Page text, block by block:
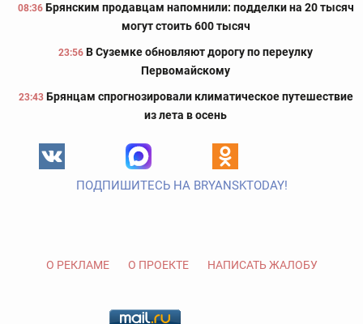
08:36 Брянским продавцам напомнили: подделки на 20 тысяч
могут стоить 600 тысяч
23:56 В Суземке обновляют дорогу по переулку
Первомайскому
23:43 Брянцам спрогнозировали климатическое путешествие
из лета в осень
ПОДПИШИТЕСЬ НА BRYANSKTODAY!
О РЕКЛАМЕ О ПРОЕКТЕ НАПИСАТЬ ЖАЛОБУ